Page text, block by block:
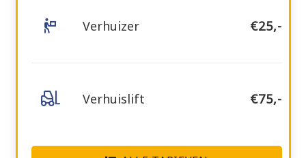
Verhuizer €25,-
Verhuislift €75,-